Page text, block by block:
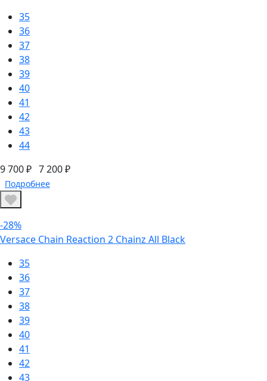
35
36
37
38
39
40
41
42
43
44
9 700 ₽ 7 200 ₽
Подробнее
-28%
Versace Chain Reaction 2 Chainz All Black
35
36
37
38
39
40
41
42
43